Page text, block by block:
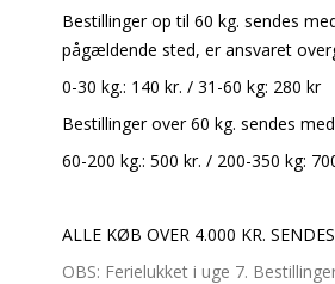
Bestillinger op til 60 kg. sendes
pågældende sted, er ansvaret
0-30 kg.: 140 kr. / 31-60 kg: 280 kr
Bestillinger over 60 kg. sendes
60-200 kg.: 500 kr. / 200-350 kg:
ALLE KØB OVER 4.000 KR.
OBS: Ferielukket i uge 7.